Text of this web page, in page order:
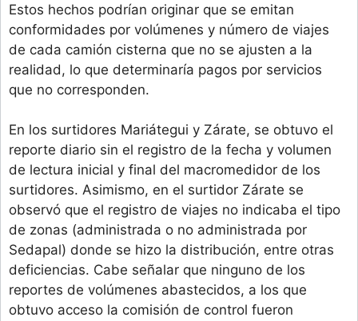
Estos hechos podrían originar que se emitan
conformidades por volúmenes y número de viajes
de cada camión cisterna que no se ajusten a la
realidad, lo que determinaría pagos por servicios
que no corresponden.
En los surtidores Mariátegui y Zárate, se obtuvo el
reporte diario sin el registro de la fecha y volumen
de lectura inicial y final del macromedidor de los
surtidores. Asimismo, en el surtidor Zárate se
observó que el registro de viajes no indicaba el tipo
de zonas (administrada o no administrada por
Sedapal) donde se hizo la distribución, entre otras
deficiencias. Cabe señalar que ninguno de los
reportes de volúmenes abastecidos, a los que
obtuvo acceso la comisión de control fueron